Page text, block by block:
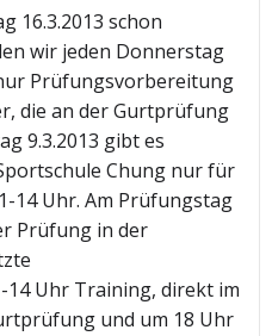
16.3.2013 schon
wir jeden Donnerstag
Prüfungsvorbereitung
die an der Gurtprüfung
9.3.2013 gibt es
Chung nur für
14 Uhr. Am Prüfungstag
Prüfung in der
Uhr Training, direkt im
und um 18 Uhr